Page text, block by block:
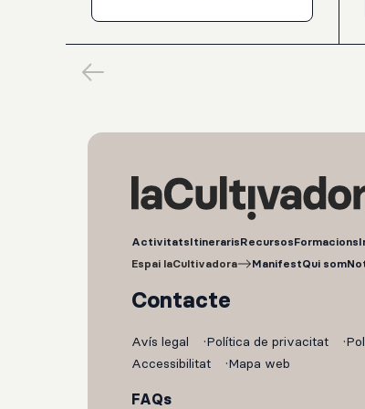
ActivitatsItinerarisRecursosFormacions
Espai laCultivadora
ManifestQui som
Contacte
Avís legal Política de privacitat
Accessibilitat
Mapa web
FAQs